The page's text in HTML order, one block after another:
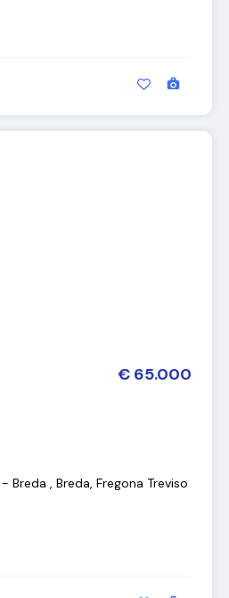
€ 65.000
Breda , Breda, Fregona Treviso